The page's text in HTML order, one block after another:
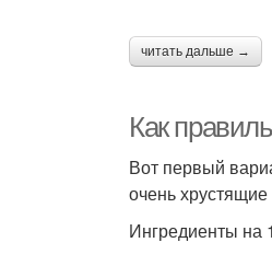
читать дальше →
Как
Вот первый
очень
Ингредиенты на